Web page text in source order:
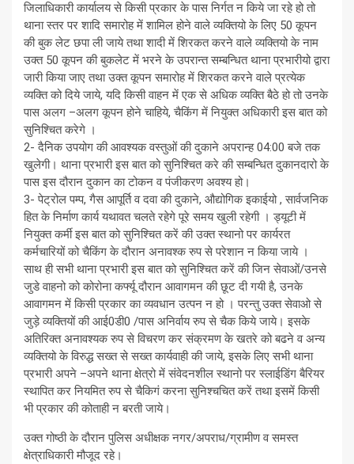
जिलाधिकारी कार्यालय से किसी प्रकार के पास निर्गत न किये जा रहे हो तो
थाना स्तर पर शादि समारोह में शामिल होने वाले व्यक्तियो के लिए 50 कूपन
की बुक लेट छपा ली जाये तथा शादी में शिरकत करने वाले व्यक्तियो के नाम
उक्त 50 कूपन की बुकलेट में भरने के उपरान्त सम्बन्धित थाना प्रभारीयो द्वारा
जारी किया जाए तथा उक्त कूपन समारोह में शिरकत करने वाले प्रत्येक
व्यक्ति को दिये जाये, यदि किसी वाहन में एक से अधिक व्यक्ति बैठे हो तो उनके
पास अलग –अलग कूपन होने चाहिये, चैकिंग में नियुक्त अधिकारी इस बात को
सुनिश्चित करेगे ।
2- दैनिक उपयोग की आवश्यक वस्तुओं की दुकाने अपरान्ह 04:00 बजे तक
खुलेगी। थाना प्रभारी इस बात को सुनिश्चित करे की सम्बन्धित दुकानदारो के
पास इस दौरान दुकान का टोकन व पंजीकरण अवश्य हो।
3- पेट्रोल पम्प, गैस आपूर्ति व दवा की दुकाने, औद्योगिक इकाईयो , सार्वजनिक
हित के निर्माण कार्य यथावत चलते रहेगे पूरे समय खुली रहेगी । ड्यूटी में
नियुक्त कर्मी इस बात को सुनिश्चित करें की उक्त स्थानो पर कार्यरत
कर्मचारियों को चैकिंग के दौरान अनावश्क रुप से परेशान न किया जाये ।
साथ ही सभी थाना प्रभारी इस बात को सुनिश्चित करें की जिन सेवाओं/उनसे
जुडे वाहनो को कोरोना कर्फ्यू दौरान आवागमन की छूट दी गयी है, उनके
आवागमन में किसी प्रकार का व्यवधान उत्पन न हो । परन्तु उक्त सेवाओ से
जुड़े व्यक्तियों की आई0डी0 /पास अनिर्वाय रुप से चैक किये जाये। इसके
अतिरिक्त अनावश्यक रुप से विचरण कर संक्रमण के खतरे को बढने व अन्य
व्यक्तियो के विरुद्ध सख्त से सख्त कार्यवाही की जाये, इसके लिए सभी थाना
प्रभारी अपने –अपने थाना क्षेत्रो में संवेदनशील स्थानो पर स्लाईडिंग बैरियर
स्थापित कर नियमित रुप से चैकिगं करना सुनिश्चचित करें तथा इसमें किसी
भी प्रकार की कोताही न बरती जाये।
उक्त गोष्ठी के दौरान पुलिस अधीक्षक नगर/अपराध/ग्रामीण व समस्त
क्षेत्राधिकारी मौजूद रहे।